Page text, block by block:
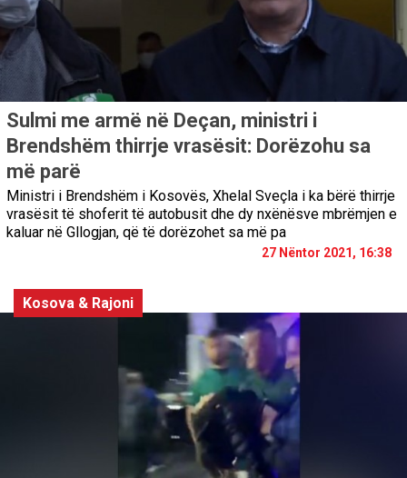
Sulmi me armë në Deçan, ministri i
Brendshëm thirrje vrasësit: Dorëzohu sa
më parë
Ministri i Brendshëm i Kosovës, Xhelal Sveçla i ka bërë thirrje
vrasësit të shoferit të autobusit dhe dy nxënësve mbrëmjen e
kaluar në Gllogjan, që të dorëzohet sa më pa
27 Nëntor 2021, 16:38
Kosova & Rajoni